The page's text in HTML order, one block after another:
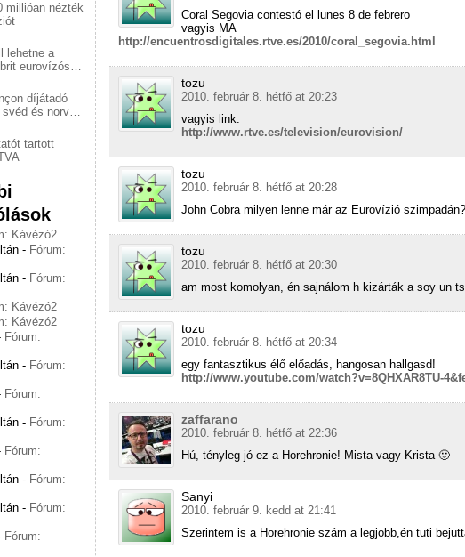
millióan nézték
lehetne a
eurovízós
díjátadó
és norvég
tartott
Kávézó2
- Fórum:
- Fórum:
Kávézó2
Kávézó2
Fórum:
- Fórum:
Fórum:
- Fórum:
Fórum:
- Fórum:
- Fórum:
Fórum:
Coral Segovia contestó el lunes 8 de febrero
vagyis MA
http://encuentrosdigitales.rtve.es/2010/coral_segovia.html
tozu
2010. február 8. hétfő at 20:23
vagyis link:
http://www.rtve.es/television/eurovision/
tozu
2010. február 8. hétfő at 20:28
John Cobra milyen lenne már az Eurovízió szimpadán?
tozu
2010. február 8. hétfő at 20:30
am most komolyan, én sajnálom h kizárták a soy un
tozu
2010. február 8. hétfő at 20:34
egy fantasztikus élő előadás, hangosan hallgasd!
http://www.youtube.com/watch?v=8QHXAR8TU-
zaffarano
2010. február 8. hétfő at 22:36
Hú, tényleg jó ez a Horehronie! Mista vagy Krista 🙂
Sanyi
2010. február 9. kedd at 21:41
Szerintem is a Horehronie szám a legjobb,én tuti